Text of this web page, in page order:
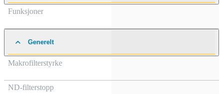
Funksjoner
Generelt
Makrofilterstyrke
ND-filterstopp